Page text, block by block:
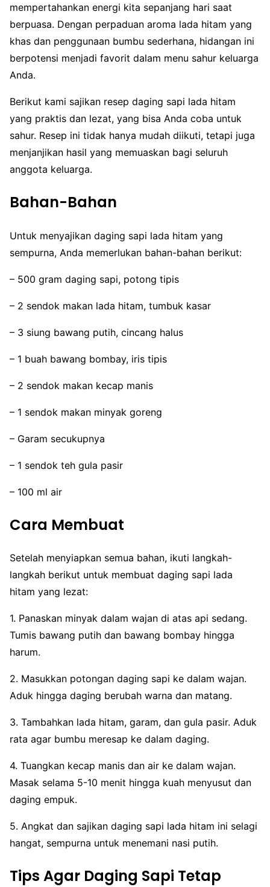
mempertahankan energi kita sepanjang hari saat
berpuasa. Dengan perpaduan aroma lada hitam yang
khas dan penggunaan bumbu sederhana, hidangan ini
berpotensi menjadi favorit dalam menu sahur keluarga
Anda.
Berikut kami sajikan resep daging sapi lada hitam
yang praktis dan lezat, yang bisa Anda coba untuk
sahur. Resep ini tidak hanya mudah diikuti, tetapi juga
menjanjikan hasil yang memuaskan bagi seluruh
anggota keluarga.
Bahan-Bahan
Untuk menyajikan daging sapi lada hitam yang
sempurna, Anda memerlukan bahan-bahan berikut:
– 500 gram daging sapi, potong tipis
– 2 sendok makan lada hitam, tumbuk kasar
– 3 siung bawang putih, cincang halus
– 1 buah bawang bombay, iris tipis
– 2 sendok makan kecap manis
– 1 sendok makan minyak goreng
– Garam secukupnya
– 1 sendok teh gula pasir
– 100 ml air
Cara Membuat
Setelah menyiapkan semua bahan, ikuti langkah-
langkah berikut untuk membuat daging sapi lada
hitam yang lezat:
1. Panaskan minyak dalam wajan di atas api sedang.
Tumis bawang putih dan bawang bombay hingga
harum.
2. Masukkan potongan daging sapi ke dalam wajan.
Aduk hingga daging berubah warna dan matang.
3. Tambahkan lada hitam, garam, dan gula pasir. Aduk
rata agar bumbu meresap ke dalam daging.
4. Tuangkan kecap manis dan air ke dalam wajan.
Masak selama 5-10 menit hingga kuah menyusut dan
daging empuk.
5. Angkat dan sajikan daging sapi lada hitam ini selagi
hangat, sempurna untuk menemani nasi putih.
Tips Agar Daging Sapi Tetap